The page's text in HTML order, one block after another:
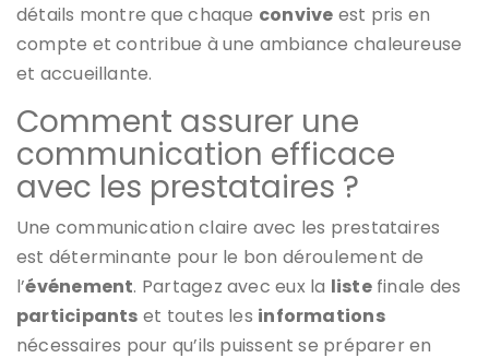
détails montre que chaque convive est pris en
compte et contribue à une ambiance chaleureuse
et accueillante.
Comment assurer une
communication efficace
avec les prestataires ?
Une communication claire avec les prestataires
est déterminante pour le bon déroulement de
l’événement. Partagez avec eux la listefinale des
participants et toutes les informations
nécessaires pour qu’ils puissent se préparer en